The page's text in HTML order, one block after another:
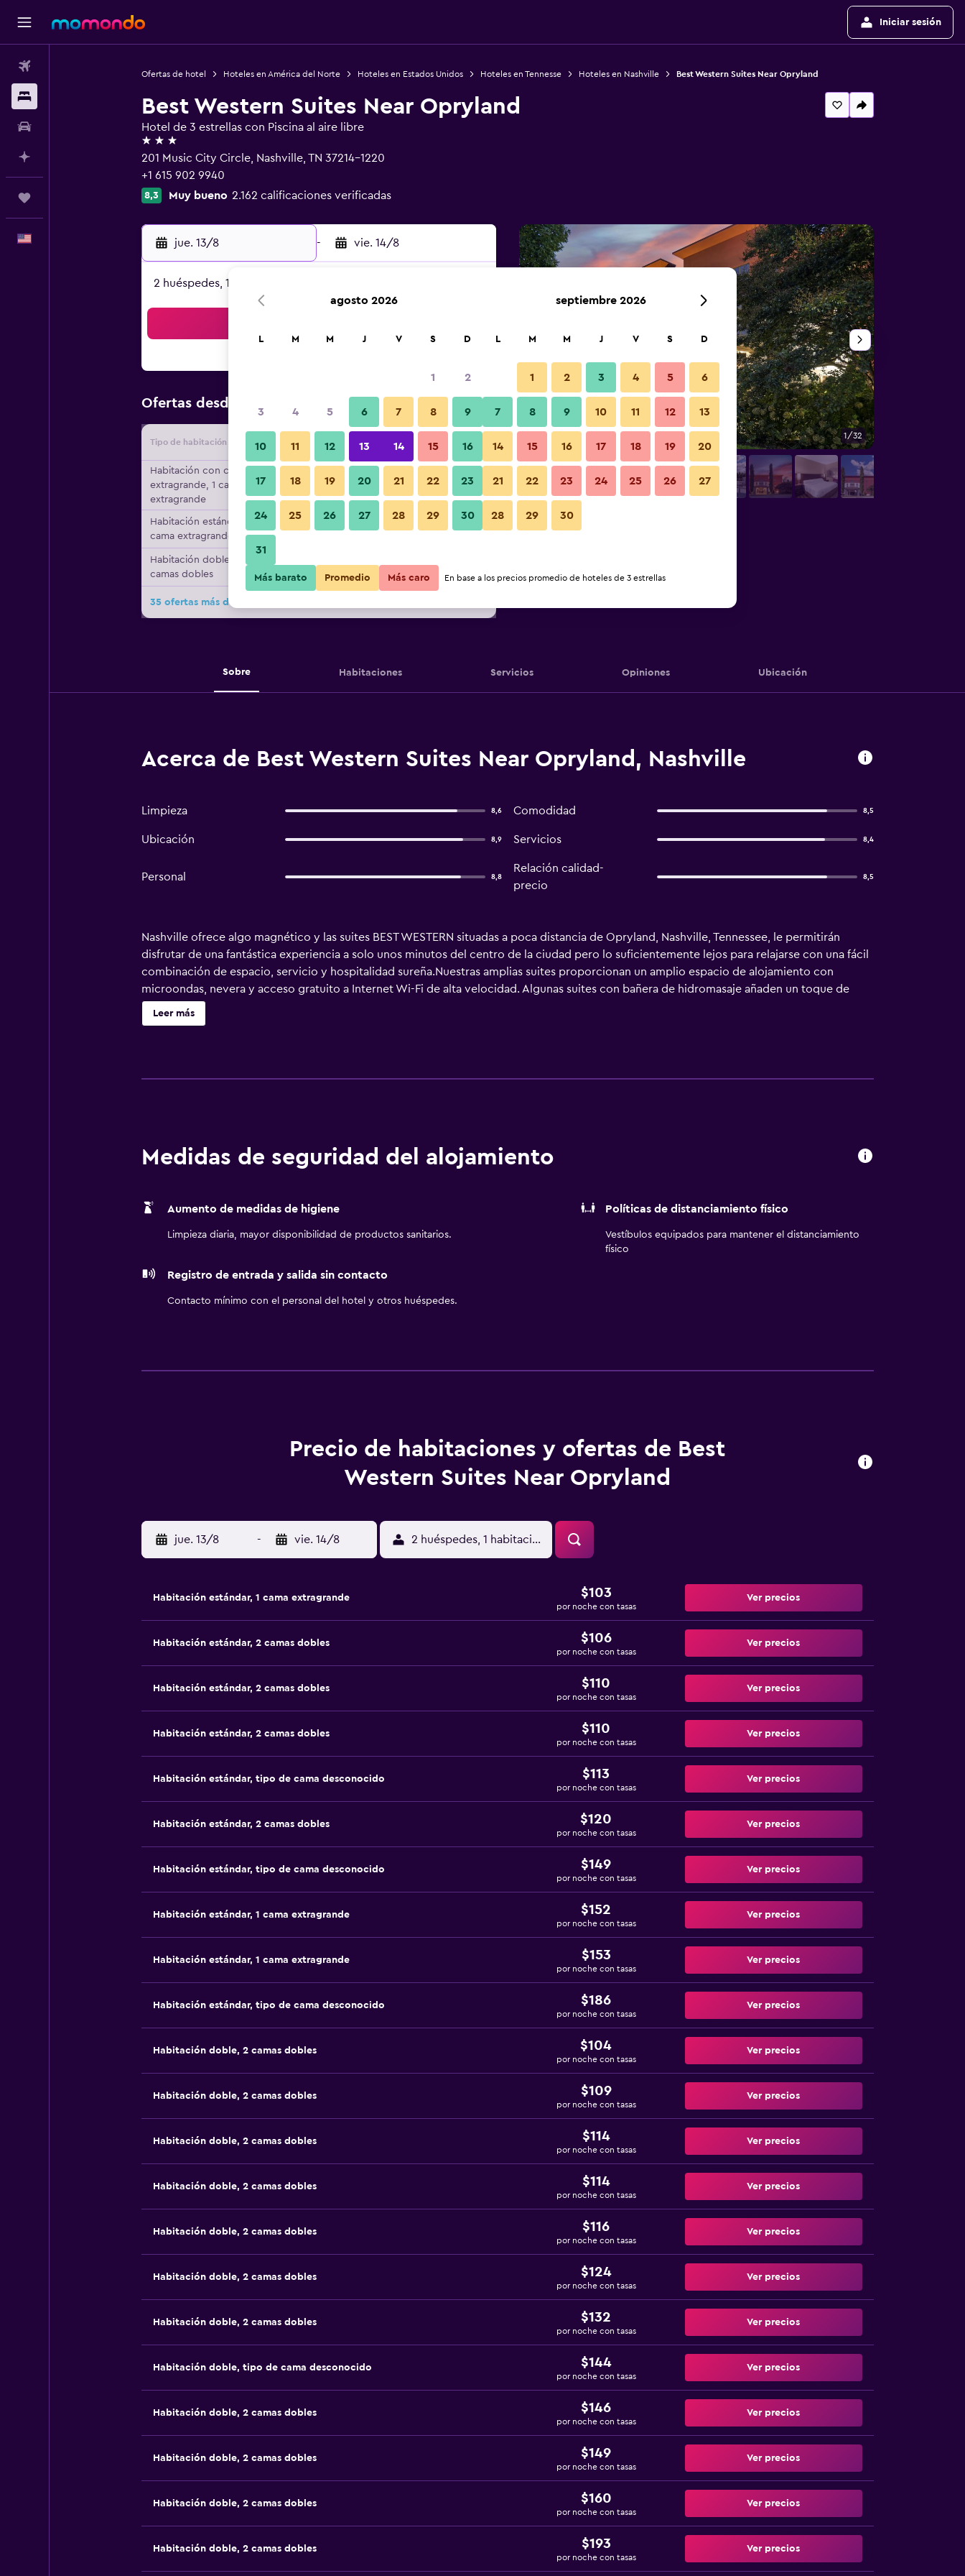
Iniciar sesión
Ofertas de hotel Hoteles en América del Norte Hoteles en Estados Unidos Hoteles en Tennesse Hoteles en Nashville Best Western Suites Near Opryland
Best Western Suites Near Opryland
Hotel de 3 estrellas con Piscina al aire libre
3 estrellas
201 Music City Circle, Nashville, TN 37214-1220
+1 615 902 9940
8,3 Muy bueno 2.162 calificaciones verificadas
jue. 13/8 - vie. 14/8
2 huéspedes, 1 habitación
Ofertas desde Oferta más barata de precio por noche
Tipo de habitación Proveedor Total noche
Habitación con cama
extragrande, 1 cama
extragrande
$93 Ver oferta
Habitación estándar, 1
cama extragrande
$103 Ver oferta
Habitación doble, 2
camas dobles
$104 Ver oferta
35 ofertas más de Best Western Suites Near Opryland
Edificio 1/32
Fotos
Sobre Habitaciones Servicios Opiniones Ubicación
Acerca de Best Western Suites Near Opryland, Nashville
Limpieza 8,6 Comodidad 8,5
Ubicación 8,9 Servicios 8,4
Personal 8,8
Relación calidad-
precio
8,5
Nashville ofrece algo magnético y las suites BEST WESTERN situadas a poca distancia de Opryland, Nashville, Tennessee, le permitirán
disfrutar de una fantástica experiencia a solo unos minutos del centro de la ciudad pero lo suficientemente lejos para relajarse con una fácil
combinación de espacio, servicio y hospitalidad sureña.Nuestras amplias suites proporcionan un amplio espacio de alojamiento con
microondas, nevera y acceso gratuito a Internet Wi-Fi de alta velocidad. Algunas suites con bañera de hidromasaje añaden un toque de
relajación. Cada mañana comienza con un desayuno caliente completo gratuito, al tiempo que una piscina al aire libre de temporada, un
gimnasio bien equipado y una relajante sauna le permitirán disfrutar de la mayor comodidad días después de la música.El legendario Grand
Leer más
Medidas de seguridad del alojamiento
Aumento de medidas de higiene
Limpieza diaria, mayor disponibilidad de productos sanitarios.
Políticas de distanciamiento físico
Vestíbulos equipados para mantener el distanciamiento
físico
Registro de entrada y salida sin contacto
Contacto mínimo con el personal del hotel y otros huéspedes.
Precio de habitaciones y ofertas de Best
Western Suites Near Opryland
jue. 13/8 - vie. 14/8 2 huéspedes, 1 habitación
Habitación estándar, 1 cama extragrande $103
por noche con tasas
Ver precios
Habitación estándar, 2 camas dobles $106
por noche con tasas
Ver precios
Habitación estándar, 2 camas dobles $110
por noche con tasas
Ver precios
Habitación estándar, 2 camas dobles $110
por noche con tasas
Ver precios
Habitación estándar, tipo de cama desconocido $113
por noche con tasas
Ver precios
Habitación estándar, 2 camas dobles $120
por noche con tasas
Ver precios
Habitación estándar, tipo de cama desconocido $149
por noche con tasas
Ver precios
Habitación estándar, 1 cama extragrande $152
por noche con tasas
Ver precios
Habitación estándar, 1 cama extragrande $153
por noche con tasas
Ver precios
Habitación estándar, tipo de cama desconocido $186
por noche con tasas
Ver precios
Habitación doble, 2 camas dobles $104
por noche con tasas
Ver precios
Habitación doble, 2 camas dobles $109
por noche con tasas
Ver precios
Habitación doble, 2 camas dobles $114
por noche con tasas
Ver precios
Habitación doble, 2 camas dobles $114
por noche con tasas
Ver precios
Habitación doble, 2 camas dobles $116
por noche con tasas
Ver precios
Habitación doble, 2 camas dobles $124
por noche con tasas
Ver precios
Habitación doble, 2 camas dobles $132
por noche con tasas
Ver precios
Habitación doble, tipo de cama desconocido $144
por noche con tasas
Ver precios
Habitación doble, 2 camas dobles $146
por noche con tasas
Ver precios
Habitación doble, 2 camas dobles $149
por noche con tasas
Ver precios
Habitación doble, 2 camas dobles $160
por noche con tasas
Ver precios
Habitación doble, 2 camas dobles $193
por noche con tasas
Ver precios
agosto 2026
L M M J V S D
1 2
3 4 5 6 7 8 9
10 11 12 13 14 15 16
17 18 19 20 21 22 23
24 25 26 27 28 29 30
31
septiembre 2026
L M M J V S D
1 2 3 4 5 6
7 8 9 10 11 12 13
14 15 16 17 18 19 20
21 22 23 24 25 26 27
28 29 30
Más barato Promedio Más caro En base a los precios promedio de hoteles de 3 estrellas